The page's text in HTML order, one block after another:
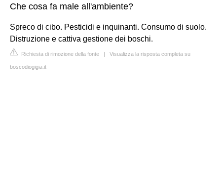
Che cosa fa male all'ambiente?
Spreco di cibo. Pesticidi e inquinanti. Consumo di suolo.
Distruzione e cattiva gestione dei boschi.
Richiesta di rimozione della fonte | Visualizza la risposta completa su
boscodiogigia.it